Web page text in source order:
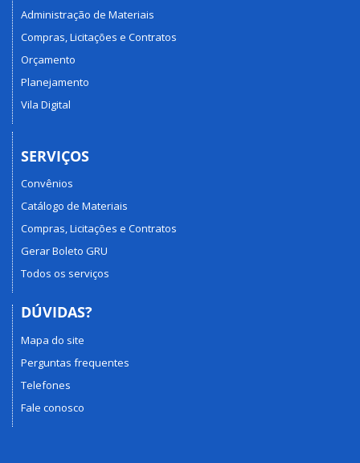
Administração de Materiais
Compras, Licitações e Contratos
Orçamento
Planejamento
Vila Digital
SERVIÇOS
Convênios
Catálogo de Materiais
Compras, Licitações e Contratos
Gerar Boleto GRU
Todos os serviços
DÚVIDAS?
Mapa do site
Perguntas frequentes
Telefones
Fale conosco